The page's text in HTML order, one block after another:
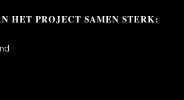
HET PROJECT SAMEN STERK: